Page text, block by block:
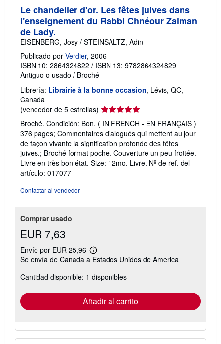
Le chandelier d'or. Les fêtes juives dans
l'enseignement du Rabbi Chnéour Zalman
de Lady.
EISENBERG, Josy / STEINSALTZ, Adin
Publicado por Verdier, 2006
ISBN 10: 2864324822 / ISBN 13: 9782864324829
Antiguo o usado / Broché
Librería: Librairie à la bonne occasion, Lévis, QC,
Canada
(vendedor de 5 estrellas) Calificación
del
vendedor:
5
de
5
estrellas
Broché. Condición: Bon. ( IN FRENCH - EN FRANÇAIS )
376 pages; Commentaires dialogués qui mettent au jour
de façon vivante la signification profonde des fêtes
juives.; Broché format poche. Couverture un peu frottée.
Livre en très bon état. Size: 12mo. Livre. Nº de ref. del
artículo: 017077
Contactar al vendedor
Comprar usado
EUR 7,63
Envío por EUR 25,96
Más
información
las
tarifas
envío
Se envía de Canada a Estados Unidos de America
Cantidad disponible: 1 disponibles
Añadir al carrito